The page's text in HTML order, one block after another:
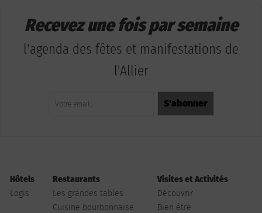
Recevez une fois par semaine
l'agenda des fêtes et manifestations de
l'Allier
Hôtels
Logis
Restaurants
Les grandes tables
Cuisine bourbonnaise
Visites et Activités
Découvrir
Bien être